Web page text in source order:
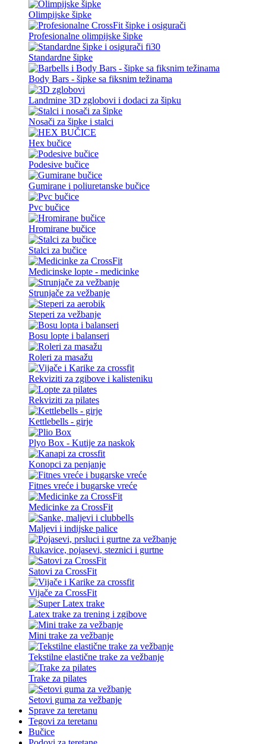
Olimpijske šipke
Profesionalne olimpijske šipke
Standardne šipke
Body Bars - šipke sa fiksnim težinama
Landmine 3D zglobovi i dodaci za šipku
Nosači za šipke i stalci
Hex bučice
Podesive bučice
Gumirane i poliuretanske bučice
Pvc bučice
Hromirane bučice
Stalci za bučice
Medicinske lopte - medicinke
Strunjače za vežbanje
Steperi za vežbanje
Bosu lopte i balanseri
Roleri za masažu
Rekviziti za zgibove i kalisteniku
Rekviziti za pilates
Kettlebells - girje
Plyo Box - Kutije za naskok
Konopci za penjanje
Fitnes vreće i bugarske vreće
Medicinke za CrossFit
Maljevi i indijske palice
Rukavice, pojasevi, steznici i gurtne
Satovi za CrossFit
Vijače za CrossFit
Latex trake za trening i zgibove
Mini trake za vežbanje
Tekstilne elastične trake za vežbanje
Trake za pilates
Setovi guma za vežbanje
Sprave za teretanu
Tegovi za teretanu
Bučice